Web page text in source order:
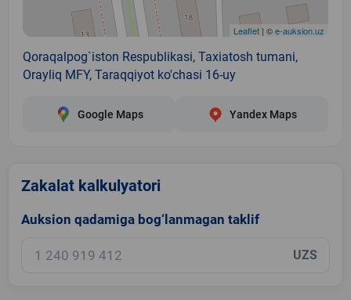
Leaflet | ©e-auksion.uz
Qoraqalpog`iston Respublikasi, Taxiatosh tumani,
Orayliq MFY, Taraqqiyot ko'chasi 16-uy
Google Maps Yandex Maps
Zakalat kalkulyatori
Auksion qadamiga bog‘lanmagan taklif
UZS